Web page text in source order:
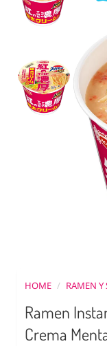
HOME / RAMEN Y
Ramen
Crema